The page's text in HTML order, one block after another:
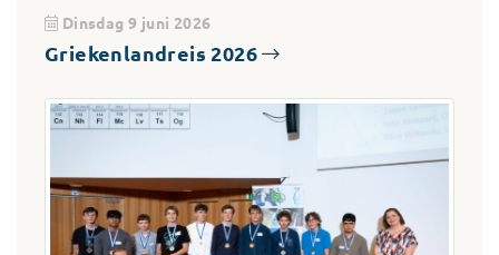
Dinsdag 9 juni 2026
Griekenlandreis 2026